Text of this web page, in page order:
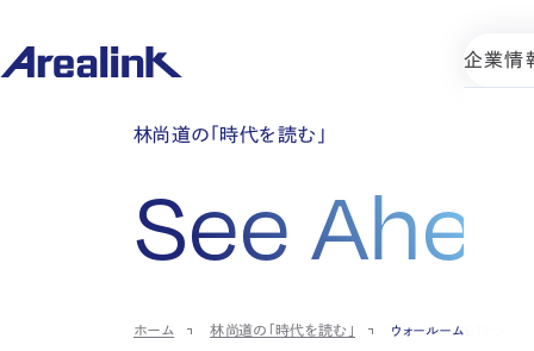
企業情
林尚道の「時代を読む」
See Ahead
ホーム 林尚道の「時代を読む」 ウォールームを持つ